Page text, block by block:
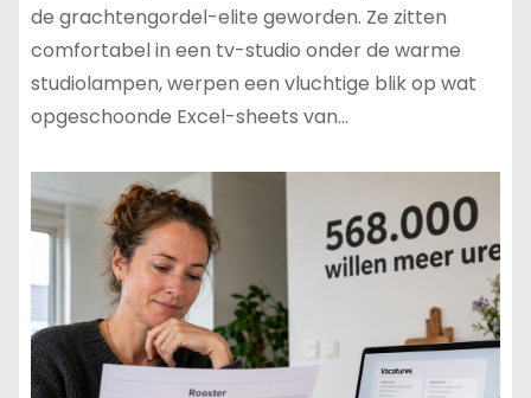
de grachtengordel-elite geworden. Ze zitten
comfortabel in een tv-studio onder de warme
studiolampen, werpen een vluchtige blik op wat
opgeschoonde Excel-sheets van…